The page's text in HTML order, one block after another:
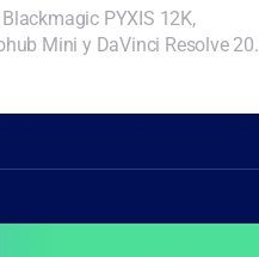
PYXIS 12K,
Mini y DaVinci Resolve 20.